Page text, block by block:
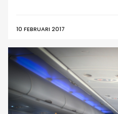
10 FEBRUARI 2017